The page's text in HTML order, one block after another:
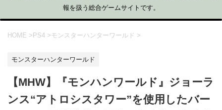
報を扱う総合ゲームサイトです。
HOME >PS4 >モンスターハンターワールド >
モンスターハンターワールド
【MHW】『モンハンワールド』ジョーラ
ンス“アトロシスタワー”を使用したバー